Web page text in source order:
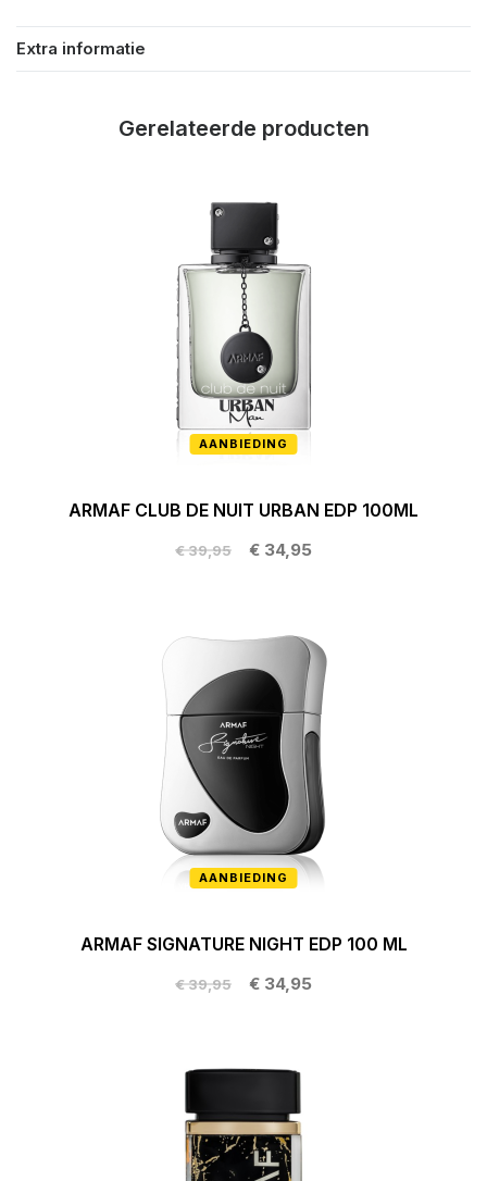
Extra informatie
Gerelateerde producten
AANBIEDING
ARMAF CLUB DE NUIT URBAN EDP 100ML
€ 34,95
€ 39,95
AANBIEDING
ARMAF SIGNATURE NIGHT EDP 100 ML
€ 34,95
€ 39,95